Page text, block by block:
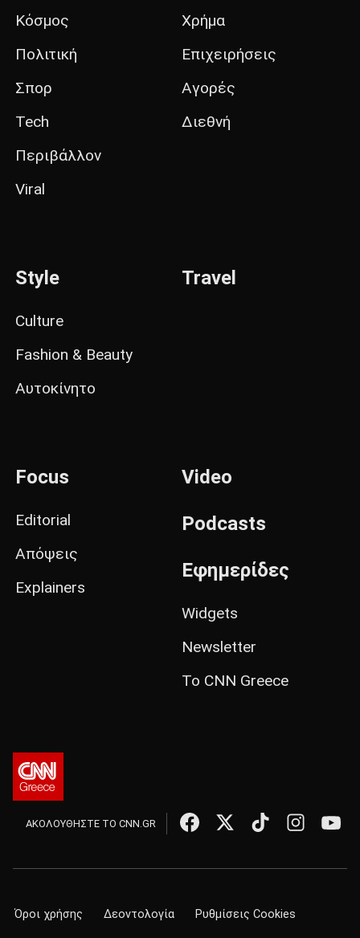
Κόσμος
Πολιτική
Σπορ
Tech
Περιβάλλον
Viral
Χρήμα
Επιχειρήσεις
Αγορές
Διεθνή
Style
Culture
Fashion & Beauty
Αυτοκίνητο
Travel
Focus
Editorial
Απόψεις
Explainers
Video
Podcasts
Εφημερίδες
Widgets
Newsletter
Το CNN Greece
ΑΚΟΛΟΥΘΗΣΤΕ ΤΟ CNN.GR
Όροι χρήσης Δεοντολογία Ρυθμίσεις Cookies